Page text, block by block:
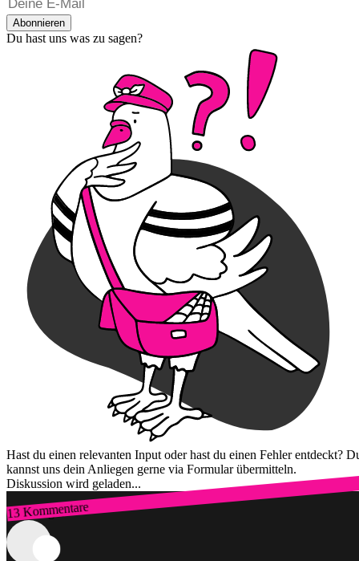
Abonnieren
Du hast uns was zu sagen?
Hast du einen relevanten Input oder hast du einen Fehler entdeckt?
kannst uns dein Anliegen gerne via Formular übermitteln.
Diskussion wird geladen...
13 Kommentare
Zum Login